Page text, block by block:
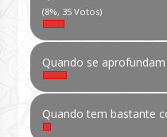
(8%, 35 Votos)
Quando se
Quando tem bastante